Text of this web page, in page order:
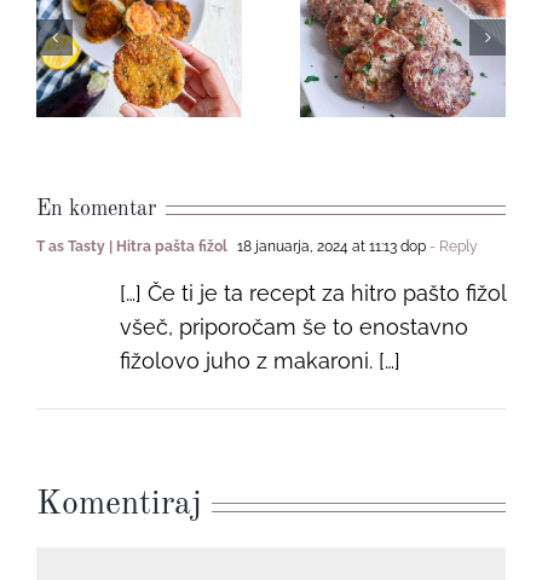
Ocvrti
malancani
Puranji
polpeti
En komentar
T as Tasty | Hitra pašta fižol 18 januarja, 2024 at 11:13 dop - Reply
[…] Če ti je ta recept za hitro pašto fižol
všeč, priporočam še to enostavno
fižolovo juho z makaroni. […]
Komentiraj